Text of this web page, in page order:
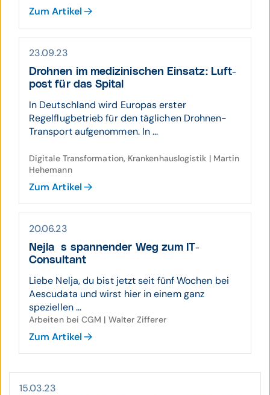
Zum Artikel
23.09.23
Drohnen im medi­zin­ischen Einsatz: Luft­
post für das Spital
In Deutschland wird Europas erster
Regelflugbetrieb für den täglichen Drohnen-
Transport aufgenommen. In ...
Digitale Transformation, Krankenhauslogistik | Martin
Hehemann
Zum Artikel
20.06.23
Nejla´s spannender Weg zum IT-
Consultant
Liebe Nelja, du bist jetzt seit fünf Wochen bei
Aescudata und wirst hier in einem ganz
speziellen ...
Arbeiten bei CGM | Walter Zifferer
Zum Artikel
15.03.23